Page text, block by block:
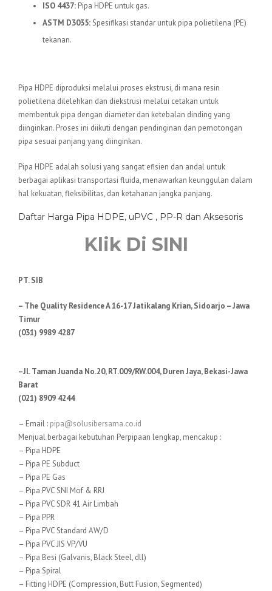
ISO 4437: Pipa HDPE untuk gas.
ASTM D3035:Spesifikasi standar untuk pipa polietilena (PE)
tekanan.
Pipa HDPE diproduksi melalui proses ekstrusi, di mana resin
polietilena dilelehkan dan diekstrusi melalui cetakan untuk
membentuk pipa dengan diameter dan ketebalan dinding yang
diinginkan. Proses ini diikuti dengan pendinginan dan pemotongan
pipa sesuai panjang yang diinginkan.
Pipa HDPE adalah solusi yang sangat efisien dan andal untuk
berbagai aplikasi transportasi fluida, menawarkan keunggulan dalam
hal kekuatan, fleksibilitas, dan ketahanan jangka panjang.
Daftar Harga Pipa HDPE, uPVC , PP-R dan Aksesoris
Klik Di SINI
PT. SIB
– The Quality Residence A 16-17 Jatikalang Krian, Sidoarjo – Jawa
Timur
(031) 9989 4287
–Jl. Taman Juanda No.20, RT.009/RW.004, Duren Jaya, Bekasi-Jawa
Barat
(021) 8909 4244
– Email : pipa@solusibersama.co.id
Menjual berbagai kebutuhan Perpipaan lengkap, mencakup :
– Pipa HDPE
– Pipa PE Subduct
– Pipa PE Gas
– Pipa PVC SNI Mof & RRJ
– Pipa PVC SDR 41 Air Limbah
– Pipa PPR
– Pipa PVC Standard AW/D
– Pipa PVC JIS VP/VU
– Pipa Besi (Galvanis, Black Steel, dll)
– Pipa Spiral
– Fitting HDPE (Compression, Butt Fusion, Segmented)